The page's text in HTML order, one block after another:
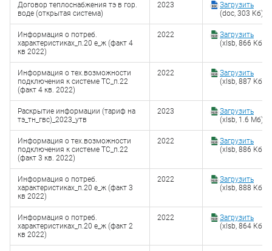
Договор теплоснабжения тэ в гор.
воде (открытая система)
2023
Загрузить
(doc, 303 Кб)
Информация о потреб.
характеристиках_п.20 е_ж (факт 4
кв 2022)
2022
Загрузить
(xlsb, 866 Кб)
Информация о тех.возможности
подключения к системе ТС_п.22
(факт 4 кв. 2022)
2022
Загрузить
(xlsb, 887 Кб)
Раскрытие информации (тариф на
тэ_тн_гвс)_2023_утв
2023
Загрузить
(xlsb, 1.6 Мб)
Информация о тех.возможности
подключения к системе ТС_п.22
(факт 3 кв. 2022)
2022
Загрузить
(xlsb, 886 Кб)
Информация о потреб.
характеристиках_п.20 е_ж (факт 3
кв 2022)
2022
Загрузить
(xlsb, 888 Кб)
Информация о потреб.
характеристиках_п.20 е_ж (факт 2
кв 2022)
2022
Загрузить
(xlsb, 864 Кб)